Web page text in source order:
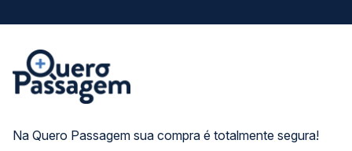
Na Quero Passagem sua compra é totalmente segura!